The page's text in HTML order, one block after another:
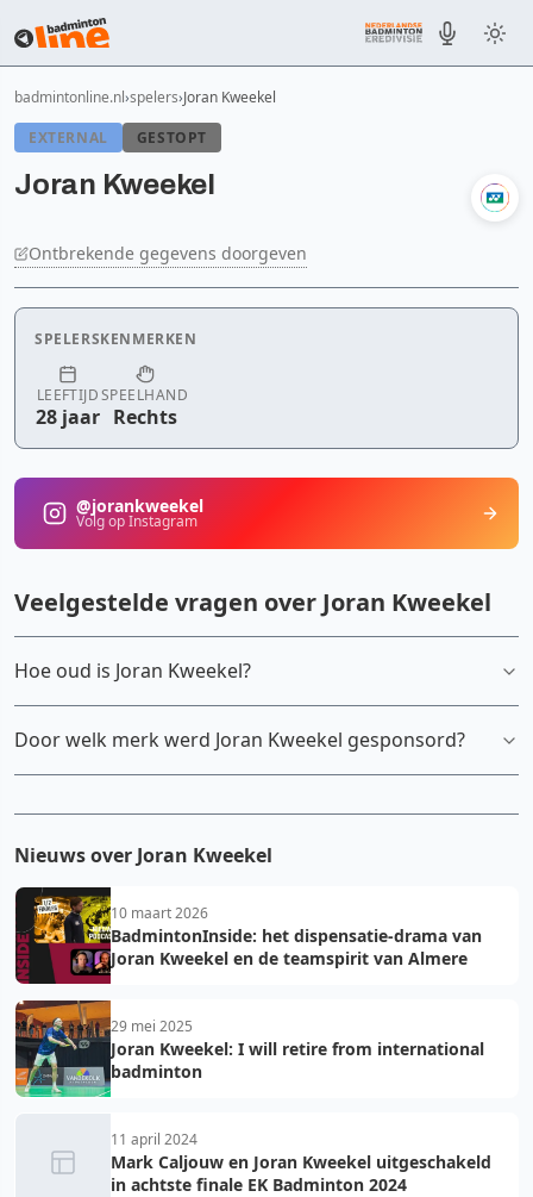
badmintonline.nl spelers Joran Kweekel
EXTERNAL
GESTOPT
Joran Kweekel
Ontbrekende gegevens doorgeven
SPELERSKENMERKEN
LEEFTIJD
28 jaar
SPEELHAND
Rechts
@jorankweekel
Volg op Instagram
Veelgestelde vragen over Joran Kweekel
Hoe oud is Joran Kweekel?
Door welk merk werd Joran Kweekel gesponsord?
Nieuws over Joran Kweekel
10 maart 2026
BadmintonInside: het dispensatie-drama van
Joran Kweekel en de teamspirit van Almere
29 mei 2025
Joran Kweekel: I will retire from international
badminton
11 april 2024
Mark Caljouw en Joran Kweekel uitgeschakeld
in achtste finale EK Badminton 2024